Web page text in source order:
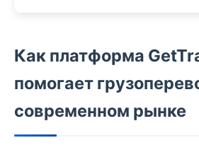
Как платформа
помогает
современном рынке